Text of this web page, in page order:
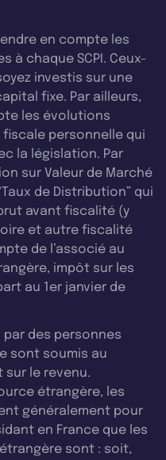
en compte les
à chaque SCPI. Ceux-
investis sur une
fixe. Par ailleurs,
les évolutions
personnelle qui
la législation. Par
sur Valeur de Marché
de Distribution” qui
avant fiscalité (y
et autre fiscalité
de l’associé au
impôt sur les
au 1er janvier de
des personnes
sont soumis au
sur le revenu.
étrangère, les
généralement pour
en France que les
sont : soit,